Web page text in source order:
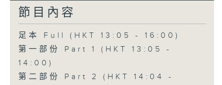
節目內容
足本 Full (HKT 13:05 - 16:00)
第一部份 Part 1 (HKT 13:05 -
14:00)
第二部份 Part 2 (HKT 14:04 -